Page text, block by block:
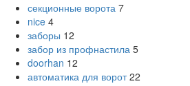
секционные ворота 7
nice 4
заборы 12
забор из профнастила 5
doorhan 12
автоматика для ворот 22